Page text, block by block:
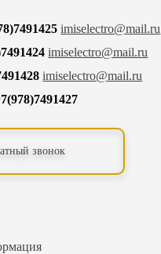
imiselectro@mail.ru
imiselectro@mail.ru
imiselectro@mail.ru
звонок